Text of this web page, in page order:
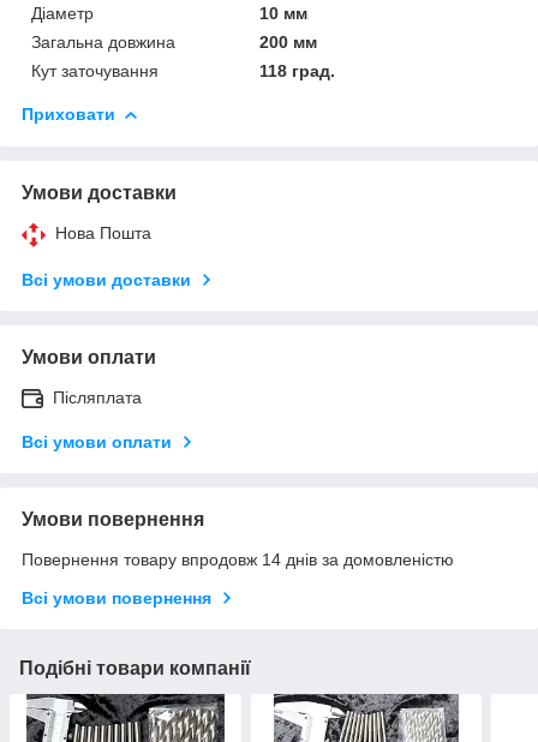
Діаметр
10 мм
Загальна довжина
200 мм
Кут заточування
118 град.
Приховати
Умови доставки
Нова Пошта
Всі умови доставки
Умови оплати
Післяплата
Всі умови оплати
Умови повернення
Повернення товару впродовж 14 днів за домовленістю
Всі умови повернення
Подібні товари компанії